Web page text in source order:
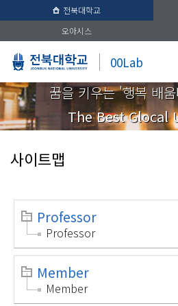
전북대학교
오아시스
00Lab
꿈을 키우는 '행복 배
The Best Glocal
사이트맵
Professor
Professor
Member
Member